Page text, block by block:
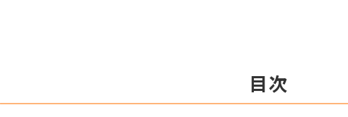
目次